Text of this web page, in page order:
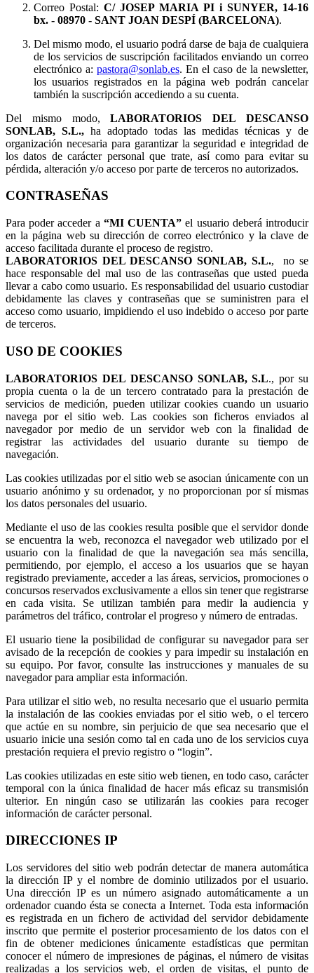
Correo Postal: C/ JOSEP MARIA PI i SUNYER, 14-16
bx. - 08970 - SANT JOAN DESPÍ (BARCELONA).
Del mismo modo, el usuario podrá darse de baja de cualquiera
de los servicios de suscripción facilitados enviando un correo
electrónico a: pastora@sonlab.es. En el caso de la newsletter,
los usuarios registrados en la página web podrán cancelar
también la suscripción accediendo a su cuenta.
Del mismo modo,LABORATORIOS DEL DESCANSO
SONLAB, S.L., ha adoptado todas las medidas técnicas y de
organización necesaria para garantizar la seguridad e integridad de
los datos de carácter personal que trate, así como para evitar su
pérdida, alteración y/o acceso por parte de terceros no autorizados.
CONTRASEÑAS
Para poder acceder a “MI CUENTA” el usuario deberá introducir
en la página web su dirección de correo electrónico y la clave de
acceso facilitada durante el proceso de registro.
LABORATORIOS DEL DESCANSO SONLAB, S.L., no se
hace responsable del mal uso de las contraseñas que usted pueda
llevar a cabo como usuario. Es responsabilidad del usuario custodiar
debidamente las claves y contraseñas que se suministren para el
acceso como usuario, impidiendo el uso indebido o acceso por parte
de terceros.
USO DE COOKIES
LABORATORIOS DEL DESCANSO SONLAB, S.L., por su
propia cuenta o la de un tercero contratado para la prestación de
servicios de medición, pueden utilizar cookies cuando un usuario
navega por el sitio web. Las cookies son ficheros enviados al
navegador por medio de un servidor web con la finalidad de
registrar las actividades del usuario durante su tiempo de
navegación.
Las cookies utilizadas por el sitio web se asocian únicamente con un
usuario anónimo y su ordenador, y no proporcionan por sí mismas
los datos personales del usuario.
Mediante el uso de las cookies resulta posible que el servidor donde
se encuentra la web, reconozca el navegador web utilizado por el
usuario con la finalidad de que la navegación sea más sencilla,
permitiendo, por ejemplo, el acceso a los usuarios que se hayan
registrado previamente, acceder a las áreas, servicios, promociones o
concursos reservados exclusivamente a ellos sin tener que registrarse
en cada visita. Se utilizan también para medir la audiencia y
parámetros del tráfico, controlar el progreso y número de entradas.
El usuario tiene la posibilidad de configurar su navegador para ser
avisado de la recepción de cookies y para impedir su instalación en
su equipo. Por favor, consulte las instrucciones y manuales de su
navegador para ampliar esta información.
Para utilizar el sitio web, no resulta necesario que el usuario permita
la instalación de las cookies enviadas por el sitio web, o el tercero
que actúe en su nombre, sin perjuicio de que sea necesario que el
usuario inicie una sesión como tal en cada uno de los servicios cuya
prestación requiera el previo registro o “login”.
Las cookies utilizadas en este sitio web tienen, en todo caso, carácter
temporal con la única finalidad de hacer más eficaz su transmisión
ulterior. En ningún caso se utilizarán las cookies para recoger
información de carácter personal.
DIRECCIONES IP
Los servidores del sitio web podrán detectar de manera automática
la dirección IP y el nombre de dominio utilizados por el usuario.
Una dirección IP es un número asignado automáticamente a un
ordenador cuando ésta se conecta a Internet. Toda esta información
es registrada en un fichero de actividad del servidor debidamente
inscrito que permite el posterior procesamiento de los datos con el
fin de obtener mediciones únicamente estadísticas que permitan
conocer el número de impresiones de páginas, el número de visitas
realizadas a los servicios web, el orden de visitas, el punto de